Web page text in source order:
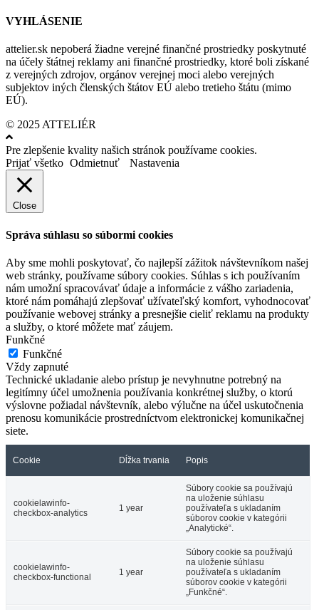
VYHLÁSENIE
attelier.sk nepoberá žiadne verejné finančné prostriedky poskytnuté
na účely štátnej reklamy ani finančné prostriedky, ktoré boli získané
z verejných zdrojov, orgánov verejnej moci alebo verejných
subjektov iných členských štátov EÚ alebo tretieho štátu (mimo
EÚ).
© 2025 ATTELIÉR
Pre zlepšenie kvality našich stránok používame cookies.
Prijať všetko Odmietnuť Nastavenia
Close
Správa súhlasu so súbormi cookies
Aby sme mohli poskytovať, čo najlepší zážitok návštevníkom našej
web stránky, používame súbory cookies. Súhlas s ich používaním
nám umožní spracovávať údaje a informácie z vášho zariadenia,
ktoré nám pomáhajú zlepšovať užívateľský komfort, vyhodnocovať
používanie webovej stránky a presnejšie cieliť reklamu na produkty
a služby, o ktoré môžete mať záujem.
Funkčné
Funkčné
Vždy zapnuté
Technické ukladanie alebo prístup je nevyhnutne potrebný na
legitímny účel umožnenia používania konkrétnej služby, o ktorú
výslovne požiadal návštevník, alebo výlučne na účel uskutočnenia
prenosu komunikácie prostredníctvom elektronickej komunikačnej
siete.
Cookie Dĺžka trvania Popis
cookielawinfo-
checkbox-analytics
1 year
Súbory cookie sa používajú
na uloženie súhlasu
používateľa s ukladaním
súborov cookie v kategórii
„Analytické“.
cookielawinfo-
checkbox-functional
1 year
Súbory cookie sa používajú
na uloženie súhlasu
používateľa s ukladaním
súborov cookie v kategórii
„Funkčné“.